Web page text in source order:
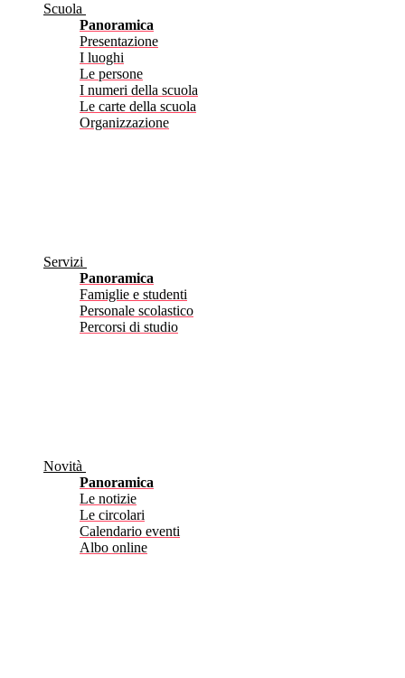
Scuola
Panoramica
Presentazione
I luoghi
Le persone
I numeri della scuola
Le carte della scuola
Organizzazione
Servizi
Panoramica
Famiglie e studenti
Personale scolastico
Percorsi di studio
Novità
Panoramica
Le notizie
Le circolari
Calendario eventi
Albo online